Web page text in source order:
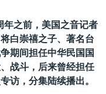
年之前，美国之音记者
白崇禧之子、著名台
期间担任中华民国国
战斗，后来曾经担任
访，分集陆续播出。